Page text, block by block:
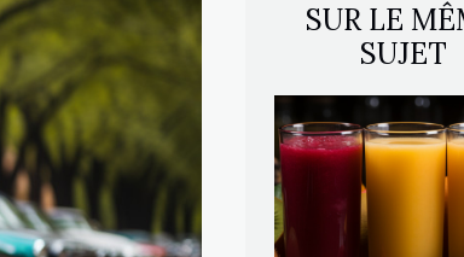
SUR LE
SUJET